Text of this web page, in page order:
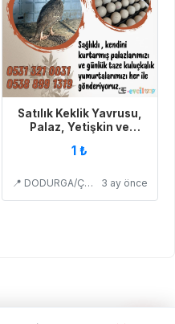
Satılık Keklik Yavrusu,
Palaz, Yetişkin ve
1 ₺
📍 DODURGA/ÇORUM 3 ay önce